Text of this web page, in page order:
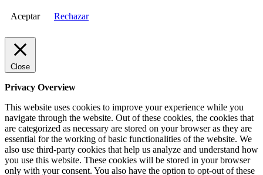
Aceptar Rechazar
Close
Privacy Overview
This website uses cookies to improve your experience while you
navigate through the website. Out of these cookies, the cookies that
are categorized as necessary are stored on your browser as they are
essential for the working of basic functionalities of the website. We
also use third-party cookies that help us analyze and understand how
you use this website. These cookies will be stored in your browser
only with your consent. You also have the option to opt-out of these